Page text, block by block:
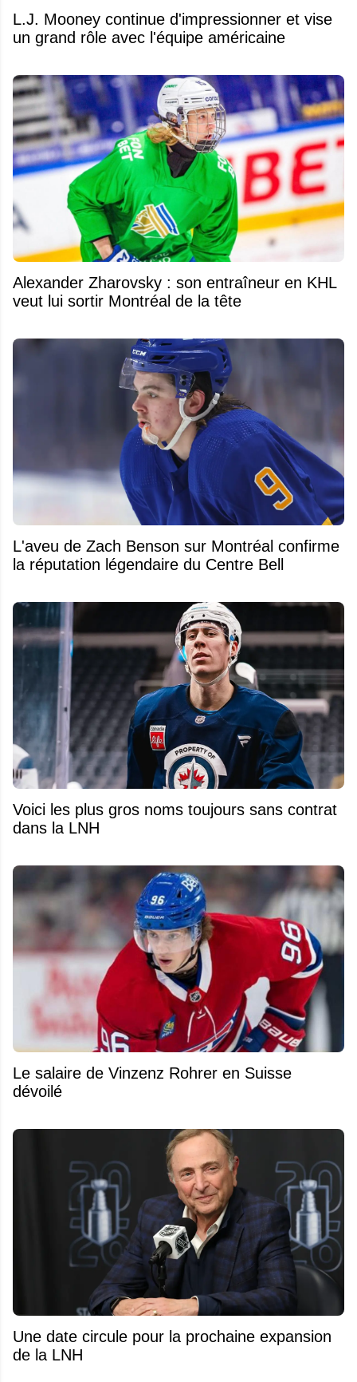
L.J. Mooney continue d'impressionner et vise
un grand rôle avec l'équipe américaine
Alexander Zharovsky : son entraîneur en KHL
veut lui sortir Montréal de la tête
L'aveu de Zach Benson sur Montréal confirme
la réputation légendaire du Centre Bell
Voici les plus gros noms toujours sans contrat
dans la LNH
Le salaire de Vinzenz Rohrer en Suisse
dévoilé
Une date circule pour la prochaine expansion
de la LNH